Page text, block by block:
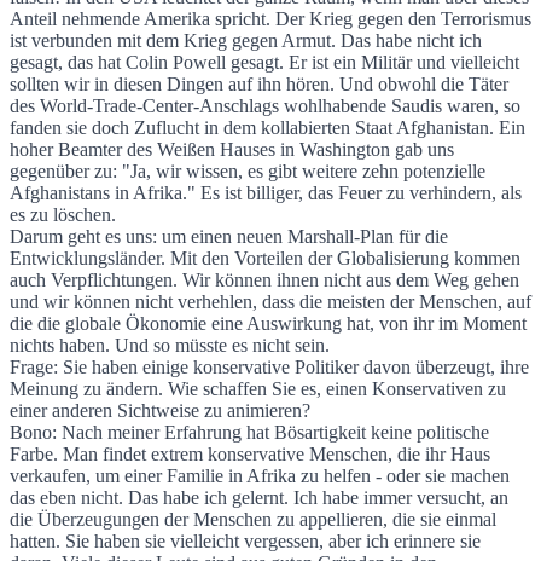
Anteil nehmende Amerika spricht. Der Krieg gegen den Terrorismus
ist verbunden mit dem Krieg gegen Armut. Das habe nicht ich
gesagt, das hat Colin Powell gesagt. Er ist ein Militär und vielleicht
sollten wir in diesen Dingen auf ihn hören. Und obwohl die Täter
des World-Trade-Center-Anschlags wohlhabende Saudis waren, so
fanden sie doch Zuflucht in dem kollabierten Staat Afghanistan. Ein
hoher Beamter des Weißen Hauses in Washington gab uns
gegenüber zu: "Ja, wir wissen, es gibt weitere zehn potenzielle
Afghanistans in Afrika." Es ist billiger, das Feuer zu verhindern, als
es zu löschen.
Darum geht es uns: um einen neuen Marshall-Plan für die
Entwicklungsländer. Mit den Vorteilen der Globalisierung kommen
auch Verpflichtungen. Wir können ihnen nicht aus dem Weg gehen
und wir können nicht verhehlen, dass die meisten der Menschen, auf
die die globale Ökonomie eine Auswirkung hat, von ihr im Moment
nichts haben. Und so müsste es nicht sein.
Frage: Sie haben einige konservative Politiker davon überzeugt, ihre
Meinung zu ändern. Wie schaffen Sie es, einen Konservativen zu
einer anderen Sichtweise zu animieren?
Bono: Nach meiner Erfahrung hat Bösartigkeit keine politische
Farbe. Man findet extrem konservative Menschen, die ihr Haus
verkaufen, um einer Familie in Afrika zu helfen - oder sie machen
das eben nicht. Das habe ich gelernt. Ich habe immer versucht, an
die Überzeugungen der Menschen zu appellieren, die sie einmal
hatten. Sie haben sie vielleicht vergessen, aber ich erinnere sie